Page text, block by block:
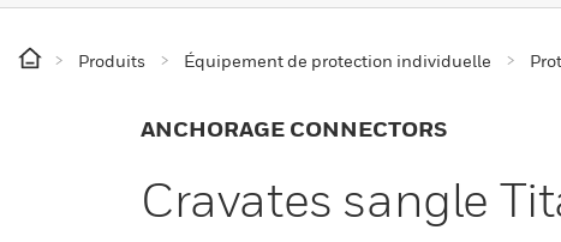
Produits Équipement de protection individuelle
ANCHORAGE CONNECTORS
Cravates sangle